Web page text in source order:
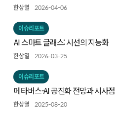
한상열 2026-04-06
이슈리포트
AI 스마트 글래스: 시선의 지능화
한상열 2026-03-25
이슈리포트
메타버스-AI 공진화 전망과 시사점
한상열 2025-08-20